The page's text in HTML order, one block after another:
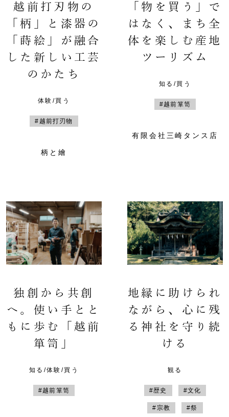
越前打刃物の
「柄」と漆器の
「蒔絵」が融合
した新しい工芸
のかたち
体験/買う
#越前打刃物
柄と繪
「物を買う」で
はなく、まち全
体を楽しむ産地
ツーリズム
知る/買う
#越前箪笥
有限会社三崎タンス店
独創から共創
へ。使い手とと
もに歩む「越前
箪笥」
知る/体験/買う
#越前箪笥
地縁に助けられ
ながら、心に残
る神社を守り続
ける
観る
#歴史 #文化
#宗教 #祭